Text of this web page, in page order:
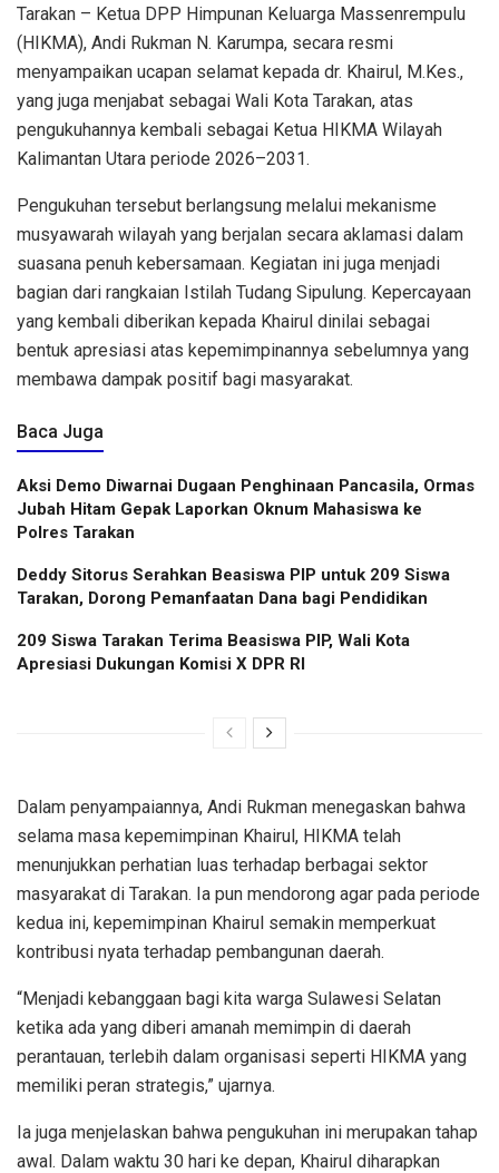
Tarakan – Ketua DPP Himpunan Keluarga Massenrempulu
(HIKMA), Andi Rukman N. Karumpa, secara resmi
menyampaikan ucapan selamat kepada dr. Khairul, M.Kes.,
yang juga menjabat sebagai Wali Kota Tarakan, atas
pengukuhannya kembali sebagai Ketua HIKMA Wilayah
Kalimantan Utara periode 2026–2031.
Pengukuhan tersebut berlangsung melalui mekanisme
musyawarah wilayah yang berjalan secara aklamasi dalam
suasana penuh kebersamaan. Kegiatan ini juga menjadi
bagian dari rangkaian Istilah Tudang Sipulung. Kepercayaan
yang kembali diberikan kepada Khairul dinilai sebagai
bentuk apresiasi atas kepemimpinannya sebelumnya yang
membawa dampak positif bagi masyarakat.
Baca Juga
Aksi Demo Diwarnai Dugaan Penghinaan Pancasila, Ormas
Jubah Hitam Gepak Laporkan Oknum Mahasiswa ke
Polres Tarakan
Deddy Sitorus Serahkan Beasiswa PIP untuk 209 Siswa
Tarakan, Dorong Pemanfaatan Dana bagi Pendidikan
209 Siswa Tarakan Terima Beasiswa PIP, Wali Kota
Apresiasi Dukungan Komisi X DPR RI
Dalam penyampaiannya, Andi Rukman menegaskan bahwa
selama masa kepemimpinan Khairul, HIKMA telah
menunjukkan perhatian luas terhadap berbagai sektor
masyarakat di Tarakan. Ia pun mendorong agar pada periode
kedua ini, kepemimpinan Khairul semakin memperkuat
kontribusi nyata terhadap pembangunan daerah.
“Menjadi kebanggaan bagi kita warga Sulawesi Selatan
ketika ada yang diberi amanah memimpin di daerah
perantauan, terlebih dalam organisasi seperti HIKMA yang
memiliki peran strategis,” ujarnya.
Ia juga menjelaskan bahwa pengukuhan ini merupakan tahap
awal. Dalam waktu 30 hari ke depan, Khairul diharapkan